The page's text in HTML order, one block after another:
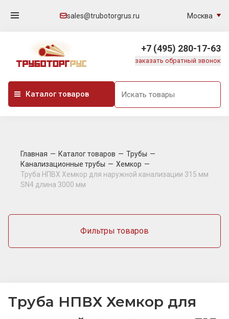
sales@trubotorgrus.ru Москва
Каталог товаров
+7 (495) 280-17-63
заказать обратный звонок
Главная Каталог товаров
Трубы
Канализационные трубы
Хемкор
Труба НПВХ Хемкор для наружной канализации 315 мм
SN4 длина 3000 мм
Фильтры товаров
Труба НПВХ Хемкор для